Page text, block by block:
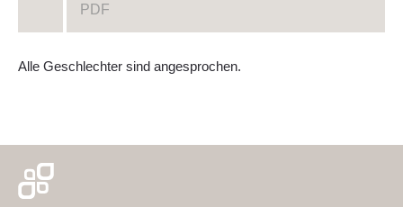
PDF
Alle Geschlechter sind angesprochen.